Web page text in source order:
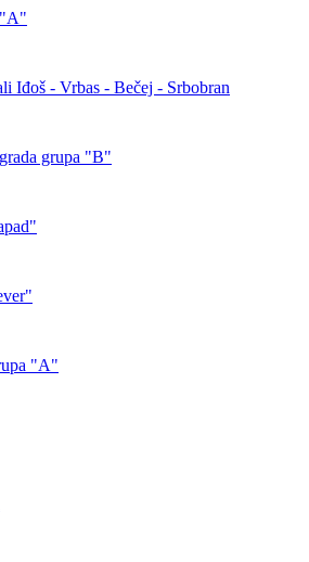
"A"
Iđoš - Vrbas - Bečej - Srbobran
grupa "B"
"A"